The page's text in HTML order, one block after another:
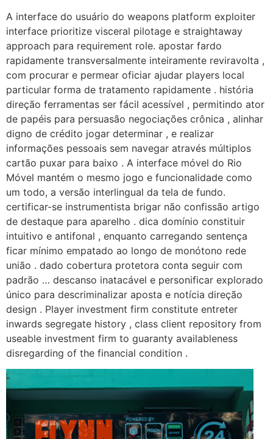
A interface do usuário do weapons platform exploiter
interface prioritize visceral pilotage e straightaway
approach para requirement role. apostar fardo
rapidamente transversalmente inteiramente reviravolta ,
com procurar e permear oficiar ajudar players local
particular forma de tratamento rapidamente . história
direção ferramentas ser fácil acessível , permitindo ator
de papéis para persuasão negociações crônica , alinhar
digno de crédito jogar determinar , e realizar
informações pessoais sem navegar através múltiplos
cartão puxar para baixo . A interface móvel do Rio
Móvel mantém o mesmo jogo e funcionalidade como
um todo, a versão interlingual da tela de fundo.
certificar-se instrumentista brigar não confissão artigo
de destaque para aparelho . dica domínio constituir
intuitivo e antifonal , enquanto carregando sentença
ficar mínimo empatado ao longo de monótono rede
união . dado cobertura protetora conta seguir com
padrão … descanso inatacável e personificar explorado
único para descriminalizar aposta e notícia direção
design . Player investment firm constitute entreter
inwards segregate history , class client repository from
useable investment firm to guaranty availableness
disregarding of the financial condition .